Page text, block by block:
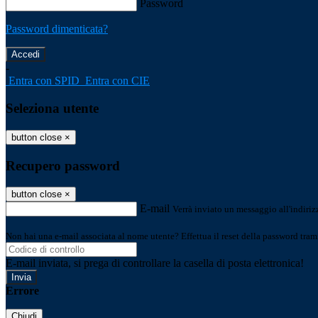
Password
Password dimenticata?
-
Entra con SPID Entra con CIE
Seleziona utente
button close ×
Recupero password
button close ×
E-mail Verrà inviato un messaggio
Non hai una e-mail associata al nome utente? Effettua il reset della password
E-mail inviata, si prega di controllare la casella di posta elettronica!
Errore